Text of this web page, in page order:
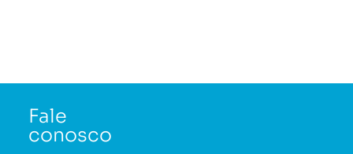
Fale
conosco